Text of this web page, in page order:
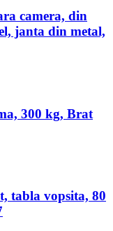
camera, din
janta din metal,
300 kg, Brat
tabla vopsita, 80